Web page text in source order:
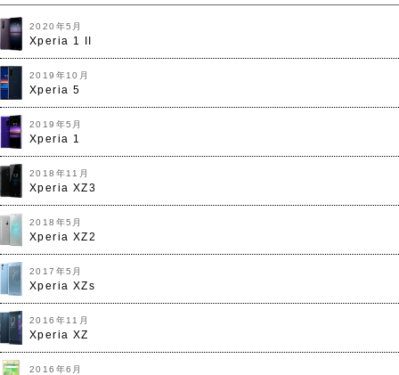
2020年5月
Xperia 1 II
2019年10月
Xperia 5
2019年5月
Xperia 1
2018年11月
Xperia XZ3
2018年5月
Xperia XZ2
2017年5月
Xperia XZs
2016年11月
Xperia XZ
2016年6月